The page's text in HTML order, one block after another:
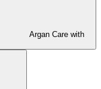
Argan Care with